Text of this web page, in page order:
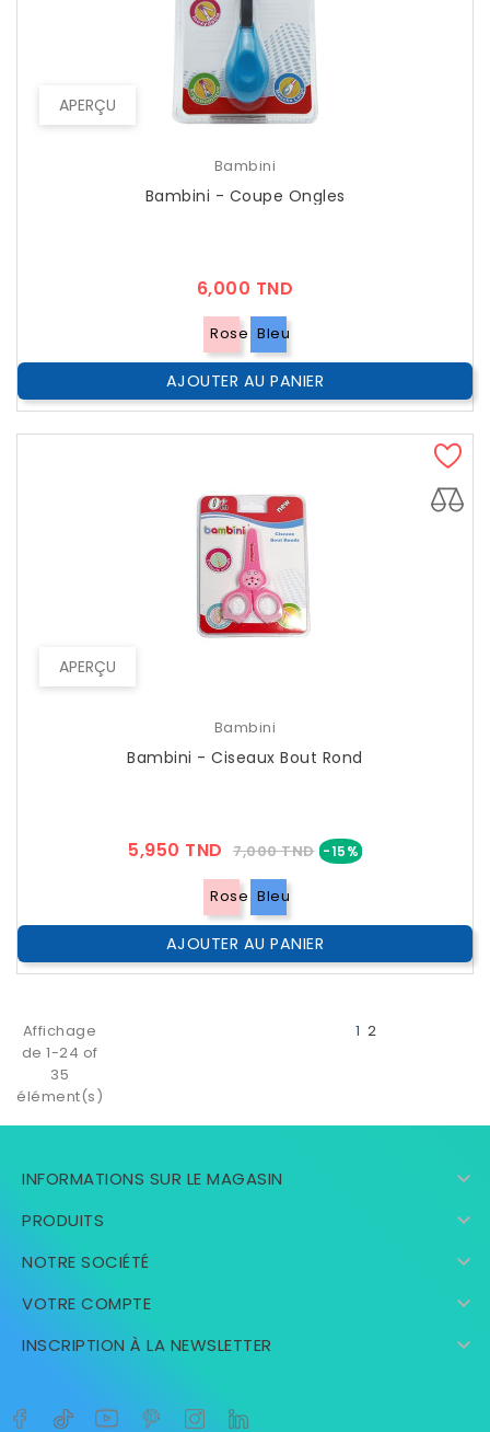
APERÇU
Bambini
Bambini - Coupe Ongles
6,000 TND
Rose Bleu
AJOUTER AU PANIER
APERÇU
Bambini
Bambini - Ciseaux Bout Rond
5,950 TND Prix
Public
7,000 TND -15%Prix
Rose Bleu
AJOUTER AU PANIER
Affichage
de 1-24 of
35
élément(s)
12
INFORMATIONS SUR LE MAGASIN 
PRODUITS 
NOTRE SOCIÉTÉ 
VOTRE COMPTE 
INSCRIPTION À LA NEWSLETTER 